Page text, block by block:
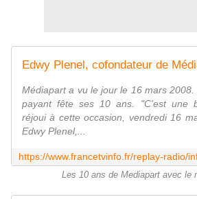
Médiapart a vu le jour le 16 mars
payant fête ses 10 ans. "C'est une
réjoui à cette occasion, vendredi 16
Edwy Plenel,...
Les 10 ans de Mediapart avec le